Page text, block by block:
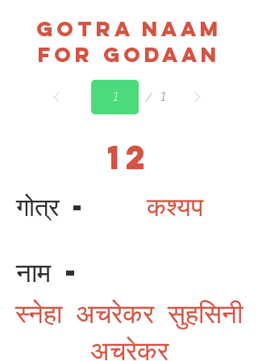
Gotra Naam
For Godaan
1
12
गोत्र - कश्यप
नाम -
स्नेहा अचरेकर सुहसिनी
अचरेकर